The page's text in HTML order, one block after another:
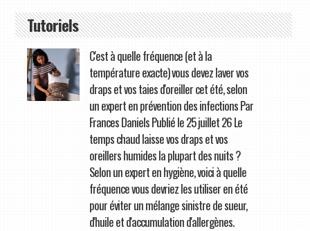
Tutoriels
C'est à quelle fréquence (et à la
température exacte) vous devez laver vos
draps et vos taies d'oreiller cet été, selon
un expert en prévention des infections Par
Frances Daniels Publié le 25 juillet 26 Le
temps chaud laisse vos draps et vos
oreillers humides la plupart des nuits ?
Selon un expert en hygiène, voici à quelle
fréquence vous devriez les utiliser en été
pour éviter un mélange sinistre de sueur,
d'huile et d'accumulation d'allergènes.